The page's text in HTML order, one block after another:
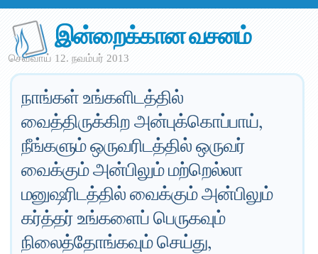
இன்றைக்கான வசனம்
செவ்வாய் 12. நவம்பர் 2013
நாங்கள் உங்களிடத்தில்
வைத்திருக்கிற அன்புக்கொப்பாய்,
நீங்களும் ஒருவரிடத்தில் ஒருவர்
வைக்கும் அன்பிலும் மற்றெல்லா
மனுஷரிடத்தில் வைக்கும் அன்பிலும்
கர்த்தர் உங்களைப் பெருகவும்
நிலைத்தோங்கவும் செய்து,